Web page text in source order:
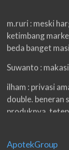
ketimbang
beda banget
double. beneran
produknya.
ApotekGroup